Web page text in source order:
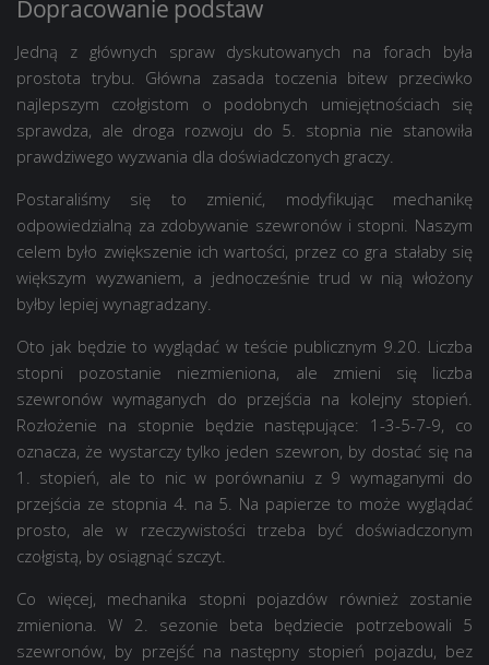
Dopracowanie podstaw
Jedną z głównych spraw dyskutowanych na forach była
prostota trybu. Główna zasada toczenia bitew przeciwko
najlepszym czołgistom o podobnych umiejętnościach się
sprawdza, ale droga rozwoju do 5. stopnia nie stanowiła
prawdziwego wyzwania dla doświadczonych graczy.
Postaraliśmy się to zmienić, modyfikując mechanikę
odpowiedzialną za zdobywanie szewronów i stopni. Naszym
celem było zwiększenie ich wartości, przez co gra stałaby się
większym wyzwaniem, a jednocześnie trud w nią włożony
byłby lepiej wynagradzany.
Oto jak będzie to wyglądać w teście publicznym 9.20. Liczba
stopni pozostanie niezmieniona, ale zmieni się liczba
szewronów wymaganych do przejścia na kolejny stopień.
Rozłożenie na stopnie będzie następujące: 1-3-5-7-9, co
oznacza, że wystarczy tylko jeden szewron, by dostać się na
1. stopień, ale to nic w porównaniu z 9 wymaganymi do
przejścia ze stopnia 4. na 5. Na papierze to może wyglądać
prosto, ale w rzeczywistości trzeba być doświadczonym
czołgistą, by osiągnąć szczyt.
Co więcej, mechanika stopni pojazdów również zostanie
zmieniona. W 2. sezonie beta będziecie potrzebowali 5
szewronów, by przejść na następny stopień pojazdu, bez